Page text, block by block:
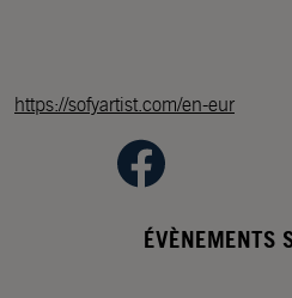
https://sofyartist.com/en-eur
ÉVÈNEMENTS